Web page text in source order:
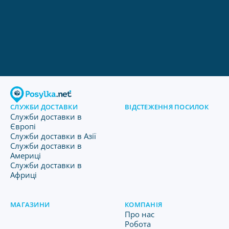
СЛУЖБИ ДОСТАВКИ
Служби доставки в
Європі
Служби доставки в Азії
Служби доставки в
Америці
Служби доставки в
Африці
ВІДСТЕЖЕННЯ ПОСИЛОК
МАГАЗИНИ КОМПАНІЯ
Про нас
Робота